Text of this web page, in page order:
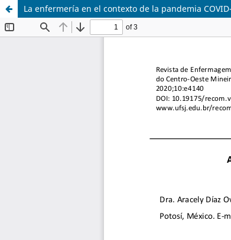
La enfermería en el contexto de la pandemia